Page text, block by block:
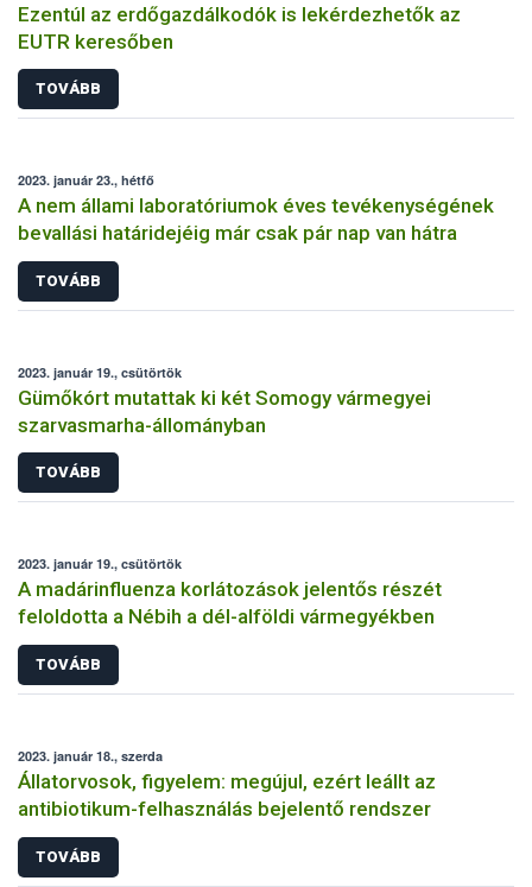
Ezentúl az erdőgazdálkodók is lekérdezhetők az
EUTR keresőben
TOVÁBB
2023. január 23., hétfő
A nem állami laboratóriumok éves tevékenységének
bevallási határidejéig már csak pár nap van hátra
TOVÁBB
2023. január 19., csütörtök
Gümőkórt mutattak ki két Somogy vármegyei
szarvasmarha-állományban
TOVÁBB
2023. január 19., csütörtök
A madárinfluenza korlátozások jelentős részét
feloldotta a Nébih a dél-alföldi vármegyékben
TOVÁBB
2023. január 18., szerda
Állatorvosok, figyelem: megújul, ezért leállt az
antibiotikum-felhasználás bejelentő rendszer
TOVÁBB